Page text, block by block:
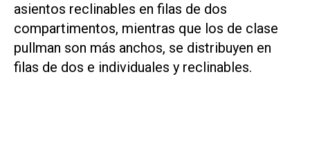
asientos reclinables en filas de dos
compartimentos, mientras que los de clase
pullman son más anchos, se distribuyen en
filas de dos e individuales y reclinables.